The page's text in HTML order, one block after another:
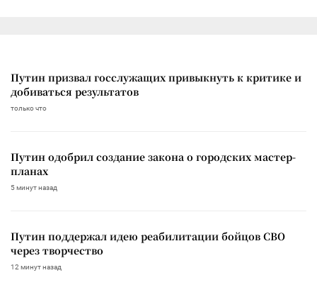
Путин призвал госслужащих привыкнуть к критике и
добиваться результатов
только что
Путин одобрил создание закона о городских мастер-
планах
5 минут назад
Путин поддержал идею реабилитации бойцов СВО
через творчество
12 минут назад